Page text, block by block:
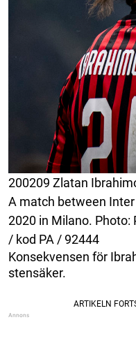
200209 Zlatan
A match between
2020 in Milano. Photo:
/ kod PA / 92444
Konsekvensen för
stensäker.